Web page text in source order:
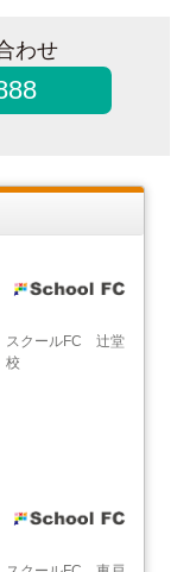
わせ
スクールFC 辻堂
校